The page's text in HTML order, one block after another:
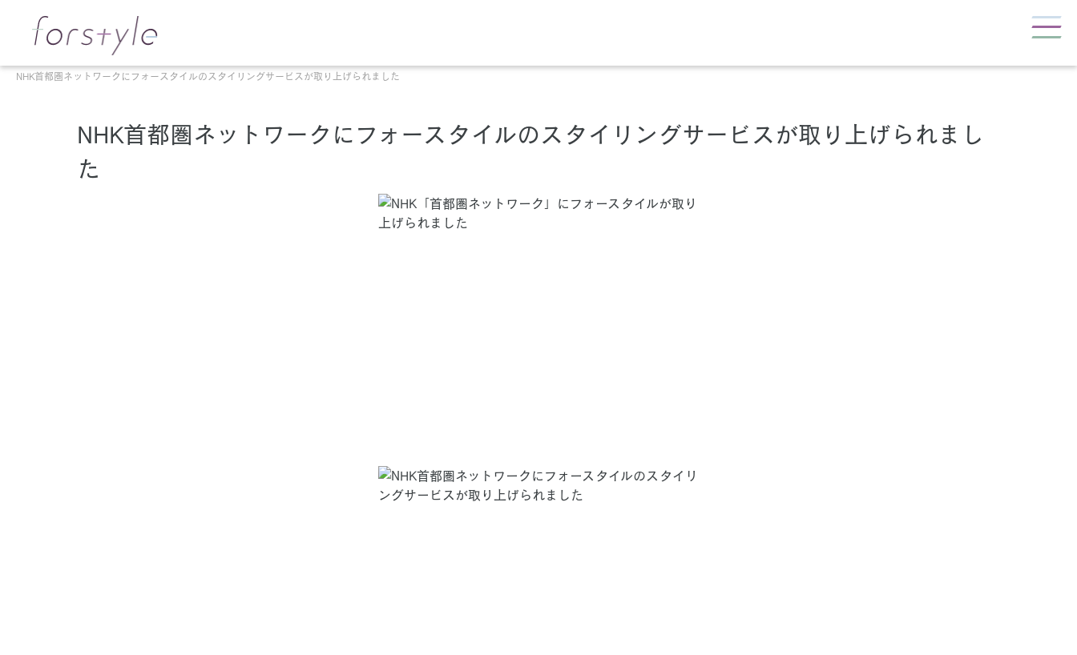
NHK首都圏ネットワークにフォースタイルのスタイリングサービスが取り上げられました
NHK首都圏ネットワークにフォースタイルのスタイリングサービスが取り上げられまし
た